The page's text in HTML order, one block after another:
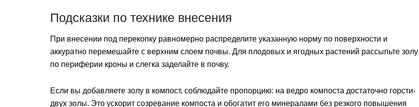
Подсказки по технике внесения
При внесении под перекопку равномерно распределите указанную норму по поверхности и
аккуратно перемешайте с верхним слоем почвы. Для плодовых и ягодных растений рассыпьте золу
по периферии кроны и слегка заделайте в почву.
Если вы добавляете золу в компост, соблюдайте пропорцию: на ведро компоста достаточно горсти-
двух золы. Это ускорит созревание компоста и обогатит его минералами без резкого повышения